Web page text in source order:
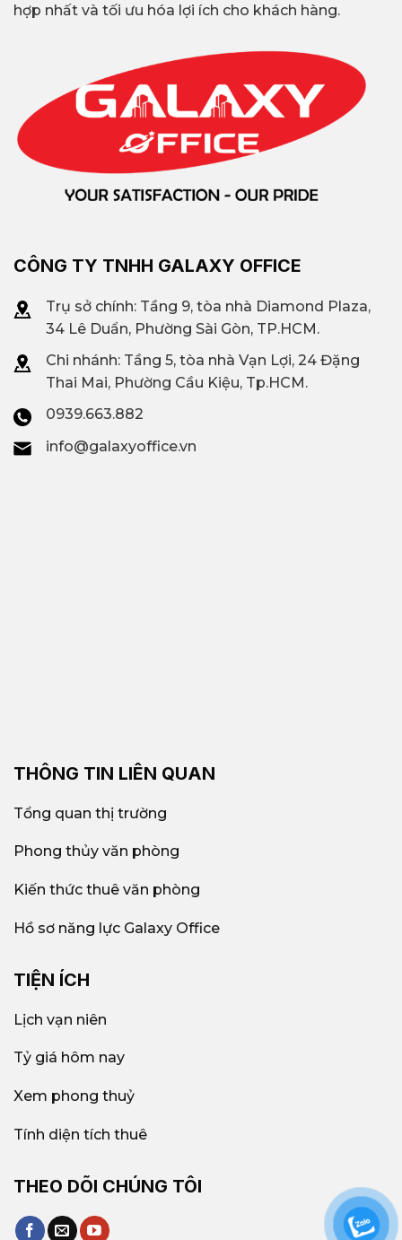
hợp nhất và tối ưu hóa lợi ích cho khách hàng.
CÔNG TY TNHH GALAXY OFFICE
Trụ sở chính: Tầng 9, tòa nhà Diamond Plaza,
34 Lê Duẩn, Phường Sài Gòn, TP.HCM.
Chi nhánh: Tầng 5, tòa nhà Vạn Lợi, 24 Đặng
Thai Mai, Phường Cầu Kiệu, Tp.HCM.
0939.663.882
info@galaxyoffice.vn
THÔNG TIN LIÊN QUAN
Tổng quan thị trường
Phong thủy văn phòng
Kiến thức thuê văn phòng
Hồ sơ năng lực Galaxy Office
TIỆN ÍCH
Lịch vạn niên
Tỷ giá hôm nay
Xem phong thuỷ
Tính diện tích thuê
THEO DÕI CHÚNG TÔI